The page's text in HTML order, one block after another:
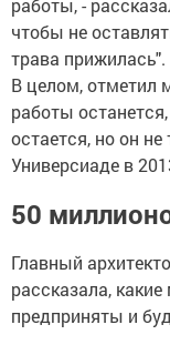
работы, -
чтобы не
трава прижилась".
В целом, отметил
работы
остается, но он
Универсиаде в
50
Главный
рассказала,
предприняты и